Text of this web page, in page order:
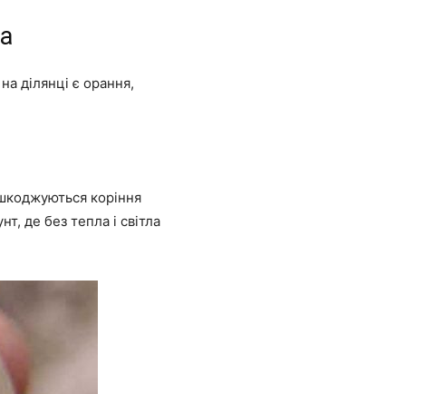
ділянці є орання,
коріння
де без тепла і світла